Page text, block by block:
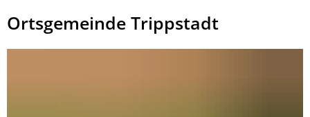
Ortsgemeinde
Trippstadt
Ortsgemeinde Trippstadt